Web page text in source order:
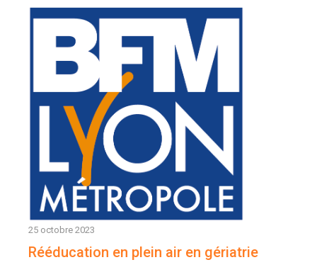
25 octobre 2023
Rééducation en plein air en gériatrie